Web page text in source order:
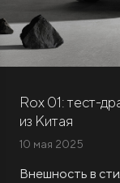
ROX ADAMAS
от 9 300 000 ₽*
Rox 01: тест-
из Китая
10 мая 2025
Внешность в